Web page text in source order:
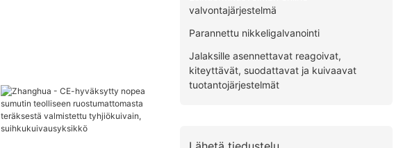
valvontajärjestelmä
Parannettu nikkeligalvanointi
Jalaksille asennettavat reagoivat,
kiteyttävät, suodattavat ja kuivaavat
tuotantojärjestelmät